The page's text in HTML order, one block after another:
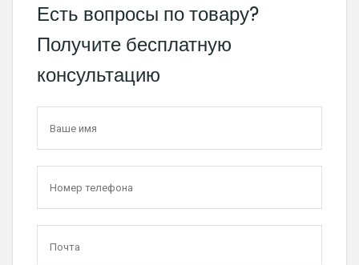
Есть вопросы по товару?
Получите бесплатную
консультацию